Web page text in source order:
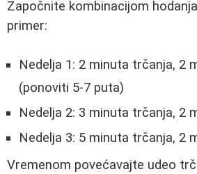
Započnite kombinacijom
primer:
Nedelja 1: 2 minuta trčanja, 2
(ponoviti 5-7 puta)
Nedelja 2: 3 minuta trčanja, 2
Nedelja 3: 5 minuta trčanja, 2
Vremenom povećavajte udeo